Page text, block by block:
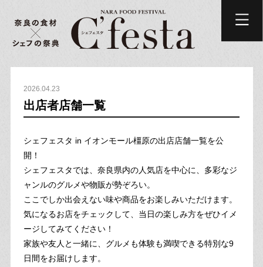
2026.04.23
出店者店舗一覧
シェフェスタ in イオンモール橿原の出店店舗一覧を公
開！
シェフェスタでは、奈良県内の人気店を中心に、多彩なジ
ャンルのグルメや物販が勢ぞろい。
ここでしか出会えない味や商品をお楽しみいただけます。
気になるお店をチェックして、当日の楽しみ方をぜひイメ
ージしてみてください！
家族や友人と一緒に、グルメも体験も満喫できる特別な9
日間をお届けします。